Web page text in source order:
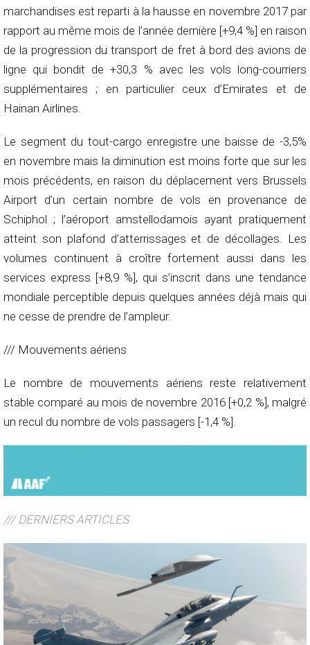
marchandises est reparti à la hausse en novembre 2017 par
rapport au même mois de l’année dernière [+9,4 %] en raison
de la progression du transport de fret à bord des avions de
ligne qui bondit de +30,3 % avec les vols long-courriers
supplémentaires ; en particulier ceux d’Emirates et de
Hainan Airlines.
Le segment du tout-cargo enregistre une baisse de -3,5%
en novembre mais la diminution est moins forte que sur les
mois précédents, en raison du déplacement vers Brussels
Airport d’un certain nombre de vols en provenance de
Schiphol ; l’aéroport amstellodamois ayant pratiquement
atteint son plafond d’atterrissages et de décollages. Les
volumes continuent à croître fortement aussi dans les
services express [+8,9 %], qui s’inscrit dans une tendance
mondiale perceptible depuis quelques années déjà mais qui
ne cesse de prendre de l’ampleur.
/// Mouvements aériens
Le nombre de mouvements aériens reste relativement
stable comparé au mois de novembre 2016 [+0,2 %], malgré
un recul du nombre de vols passagers [-1,4 %].
/// DERNIERS ARTICLES